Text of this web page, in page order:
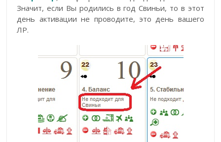
Значит, если Вы родились в год Свиньи, то в этот
день активации не проводите, это день вашего
ЛР.